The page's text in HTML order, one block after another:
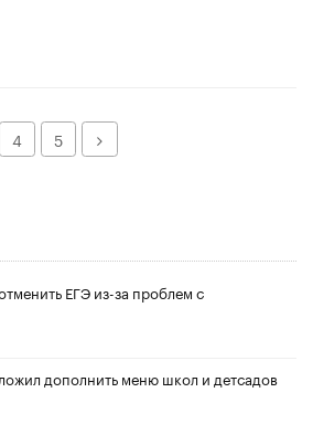
4 5 Далее
ЕГЭ из-за проблем с
дополнить меню школ и детсадов